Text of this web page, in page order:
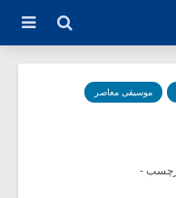
موسیقی معاصر